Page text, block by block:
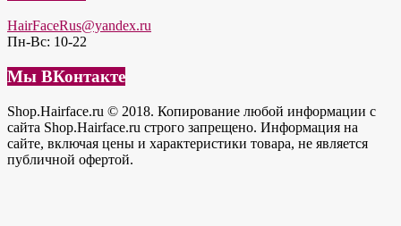
HairFaceRus@yandex.ru
Пн-Вс: 10-22
Мы ВКонтакте
Shop.Hairface.ru © 2018. Копирование любой информации с
сайта Shop.Hairface.ru строго запрещено. Информация на
сайте, включая цены и характеристики товара, не является
публичной офертой.